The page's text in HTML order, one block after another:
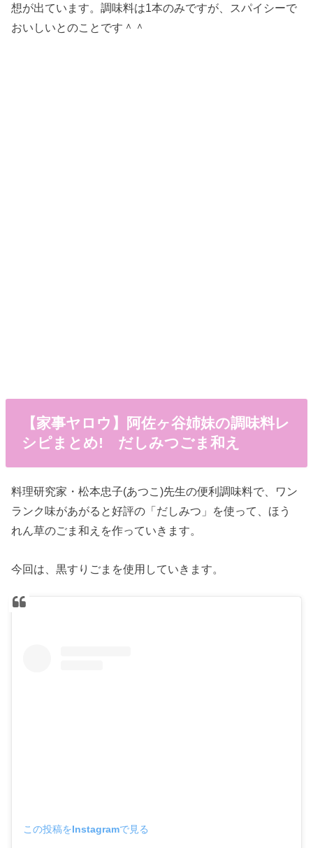
想が出ています。調味料は1本のみですが、スパイシーで
おいしいとのことです＾＾
【家事ヤロウ】阿佐ヶ谷姉妹の調味料レ
シピまとめ! だしみつごま和え
料理研究家・松本忠子(あつこ)先生の便利調味料で、ワン
ランク味があがると好評の「だしみつ」を使って、ほう
れん草のごま和えを作っていきます。
今回は、黒すりごまを使用していきます。
この投稿をInstagramで見る